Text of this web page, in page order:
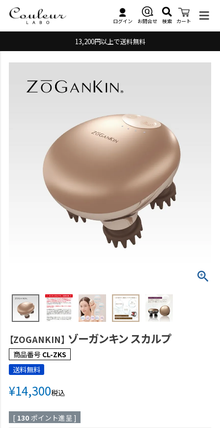
ログイン お問合せ 検索 カート
13,200円以上で送料無料
【ZOGANKIN】 ゾーガンキン スカルプ
商品番号 CL-ZKS
送料無料
¥14,300税込
[ 130 ポイント進呈 ]